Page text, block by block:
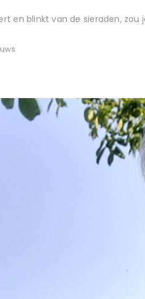
en blinkt van de sieraden, zou